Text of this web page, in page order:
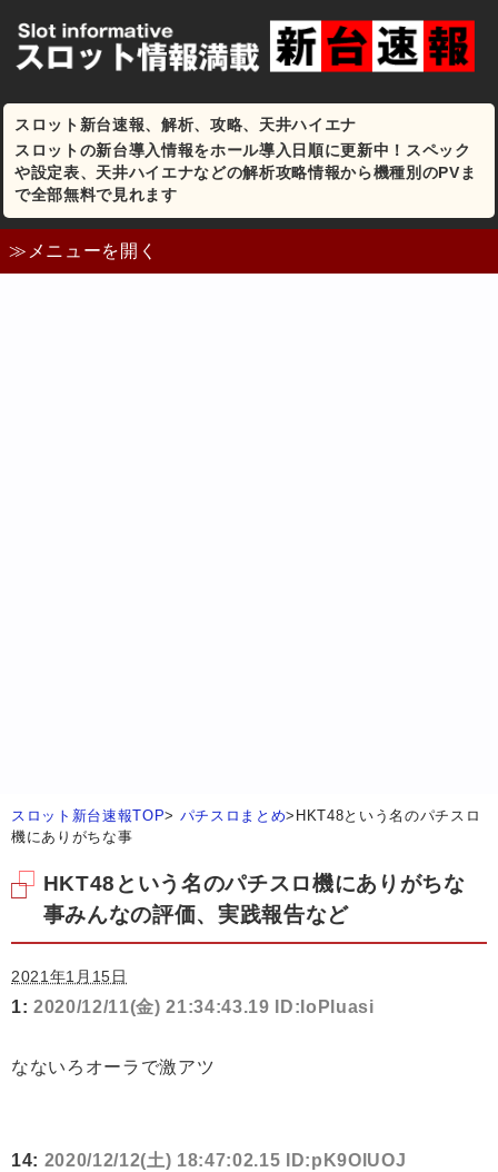
スロット新台速報、解析、攻略、天井ハイエナ
スロットの新台導入情報をホール導入日順に更新中！スペック
や設定表、天井ハイエナなどの解析攻略情報から機種別のPVま
で全部無料で見れます
≫メニューを開く
スロット新台速報TOP> パチスロまとめ> HKT48という名のパチスロ
機にありがちな事
HKT48という名のパチスロ機にありがちな
事みんなの評価、実践報告など
2021年1月15日
1: 2020/12/11(金) 21:34:43.19 ID:IoPluasi
なないろオーラで激アツ
14: 2020/12/12(土) 18:47:02.15 ID:pK9OlUOJ